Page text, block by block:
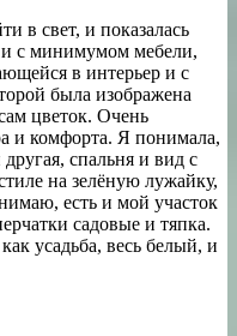
в свет, и показалась
и с минимумом мебели,
в интерьер и с
была изображена
цветок. Очень
и комфорта. Я понимала,
спальня и вид с
на зелёную лужайку,
есть и мой участок
садовые и тяпка.
усадьба, весь белый, и